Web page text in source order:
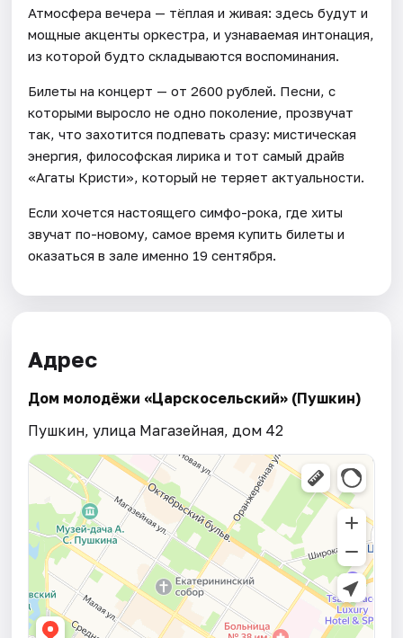
Атмосфера вечера — тёплая и живая: здесь будут и
мощные акценты оркестра, и узнаваемая интонация,
из которой будто складываются воспоминания.
Билеты на концерт — от 2600 рублей. Песни, с
которыми выросло не одно поколение, прозвучат
так, что захотится подпевать сразу: мистическая
энергия, философская лирика и тот самый драйв
«Агаты Кристи», который не теряет актуальности.
Если хочется настоящего симфо-рока, где хиты
звучат по-новому, самое время купить билеты и
оказаться в зале именно 19 сентября.
Адрес
Дом молодёжи «Царскосельский» (Пушкин)
Пушкин, улица Магазейная, дом 42